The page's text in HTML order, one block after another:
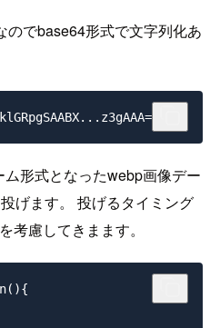
でbase64形式で文字列化あ
形式となったwebp画像デー
げます。 投げるタイミング
考慮してきまます。